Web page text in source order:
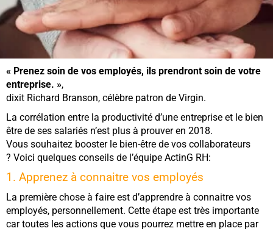
« Prenez soin de vos employés, ils prendront soin de votre
entreprise. »,
dixit Richard Branson, célèbre patron de Virgin.
La corrélation entre la productivité d’une entreprise et le bien
être de ses salariés n’est plus à prouver en 2018.
Vous souhaitez booster le bien-être de vos collaborateurs
? Voici quelques conseils de l’équipe ActinG RH:
1. Apprenez à connaitre vos employés
La première chose à faire est d’apprendre à connaitre vos
employés, personnellement. Cette étape est très importante
car toutes les actions que vous pourrez mettre en place par